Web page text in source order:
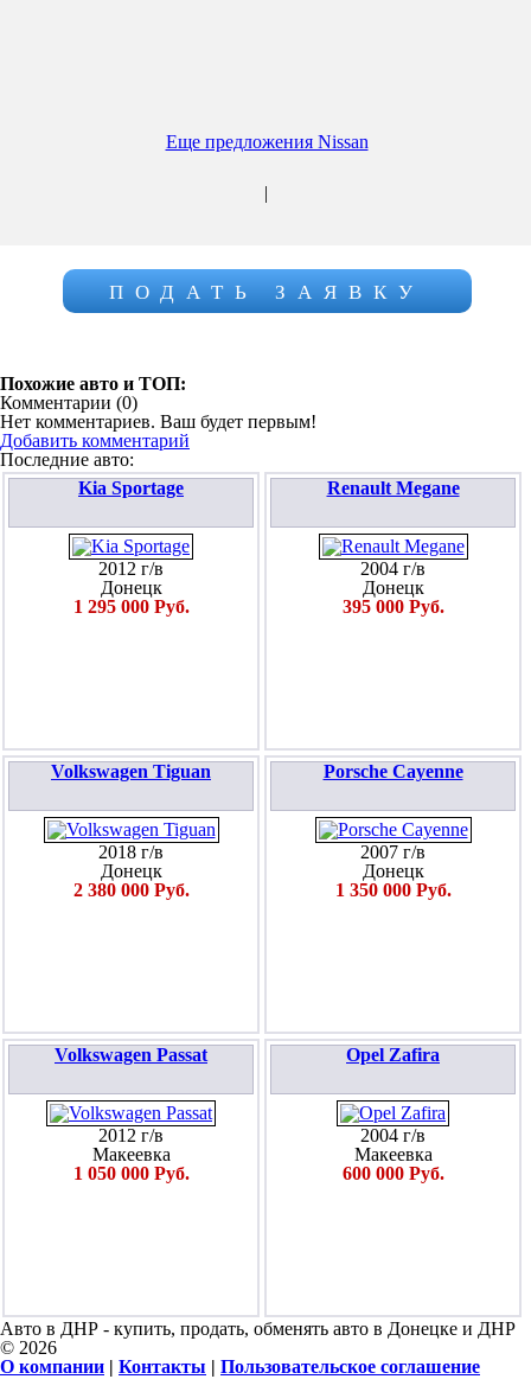
Еще предложения Nissan
|
ПОДАТЬ ЗАЯВКУ
Похожие авто и ТОП:
Комментарии (0)
Нет комментариев. Ваш будет первым!
Добавить комментарий
Последние авто:
Kia Sportage
2012 г/в
Донецк
1 295 000 Руб.
Renault Megane
2004 г/в
Донецк
395 000 Руб.
Volkswagen Tiguan
2018 г/в
Донецк
2 380 000 Руб.
Porsche Cayenne
2007 г/в
Донецк
1 350 000 Руб.
Volkswagen Passat
2012 г/в
Макеевка
1 050 000 Руб.
Opel Zafira
2004 г/в
Макеевка
600 000 Руб.
Авто в ДНР - купить, продать, обменять авто в Донецке и ДНР
© 2026
О компании | Контакты | Пользовательское соглашение